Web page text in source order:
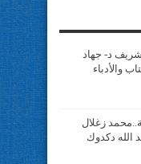
د- جهاد
والأدباء
زغلال
الله دكدوك